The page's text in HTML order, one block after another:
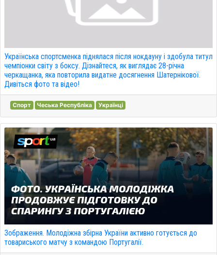
Українська спортсменка піднялася після нокдауну і здобула титул
чемпіонки світу з боксу. Дізнайтеся, як виглядає 28-річна
черкащанка, яка повторила видатне досягнення Шатернікової.
Дивіться фото та відео!
Спорт Чеська Республіка Українці
Зображення. Молодіжна збірна України активно готується до
товариського матчу з командою Португалії.